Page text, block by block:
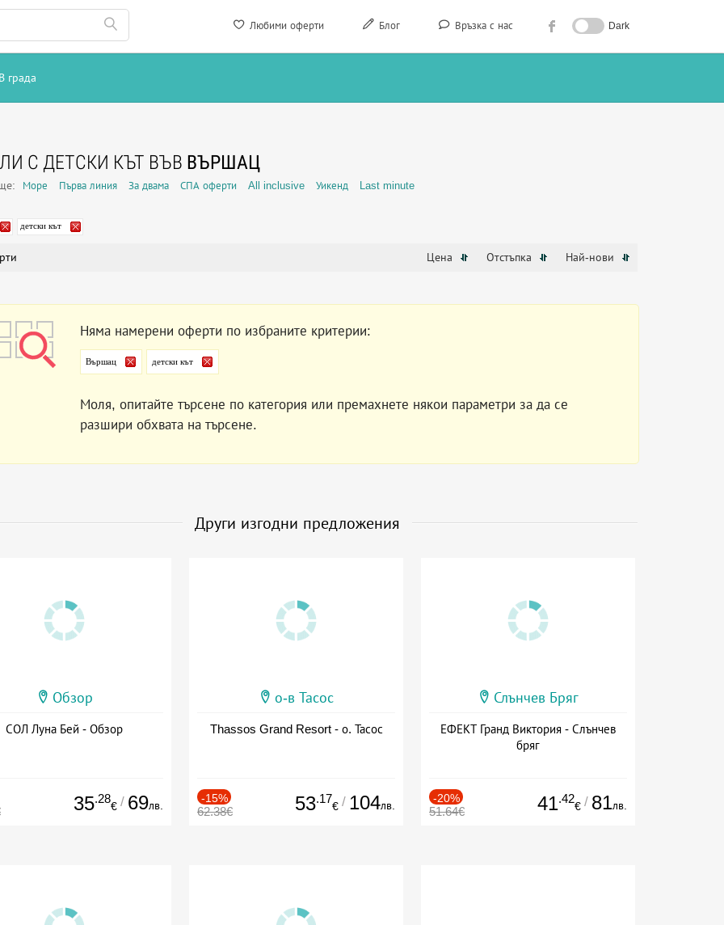
Любими оферти Блог Връзка с нас Dark
В града
С ДЕТСКИ КЪТ ВЪВ ВЪРШАЦ
Море Първа линия За двама СПА оферти All inclusive Уикенд Last minute
детски кът
Цена Отстъпка Най-нови
Няма намерени оферти по избраните критерии:
Вършац детски кът
Моля, опитайте търсене по категория или премахнете някои параметри за да се
разшири обхвата на търсене.
Други изгодни предложения
Обзор
СОЛ Луна Бей - Обзор
35.28
€ / 69лв.
о-в Тасос
Thassos Grand Resort - о. Тасос
-15%
62.38€ 53.17
€ / 104лв.
Слънчев Бряг
ЕФЕКТ Гранд Виктория - Слънчев
бряг
-20%
51.64€ 41.42
€ / 81лв.